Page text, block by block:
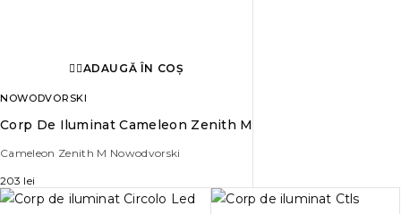
ADAUGĂ ÎN COȘ
NOWODVORSKI
Corp De Iluminat Cameleon Zenith M
Cameleon Zenith M Nowodvorski
203 lei